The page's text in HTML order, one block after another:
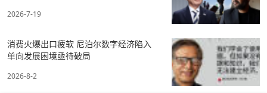
2026-7-19
消费火爆出口疲软 尼泊尔数字经济陷入
单向发展困境亟待破局
2026-8-2